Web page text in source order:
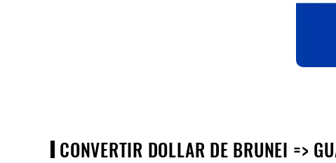
CONVERTIR DOLLAR DE BRUNEI =>